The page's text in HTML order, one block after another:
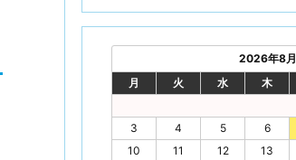
2026年8月
月
火 水 木
3
4 5 6
10
11 12 13